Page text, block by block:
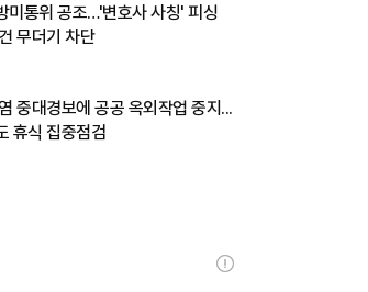
미통위 공조…'변호사 사칭' 피싱
무더기 차단
중대경보에 공공 옥외작업 중지...
휴식 집중점검